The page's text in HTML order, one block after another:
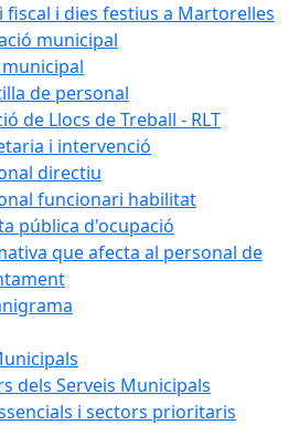
fiscal i dies festius a Martorelles
municipal
de personal
de Llocs de Treball - RLT
i intervenció
directiu
funcionari habilitat
pública d'ocupació
que afecta al personal de
dels Serveis Municipals
i sectors prioritaris